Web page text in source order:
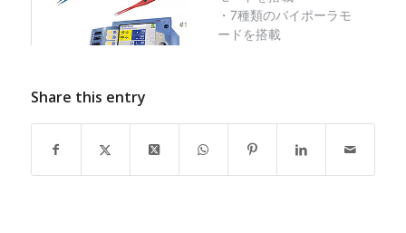
Share this entry